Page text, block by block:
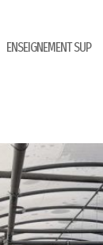
ENSEIGNEMENT SUP